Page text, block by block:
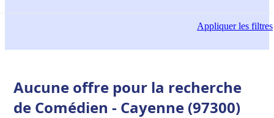
Appliquerles filtres
Aucune offre pour la recherche
de Comédien - Cayenne (97300)